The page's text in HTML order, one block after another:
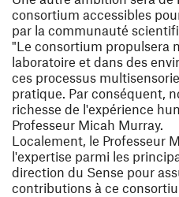
consortium accessibles
par la communauté
"Le consortium propulsera
laboratoire et dans des
ces processus
pratique. Par conséquent,
richesse de l'expérience
Professeur Micah Murray.
Localement, le Professeur
l'expertise parmi les
direction du Sense pour
contributions à ce